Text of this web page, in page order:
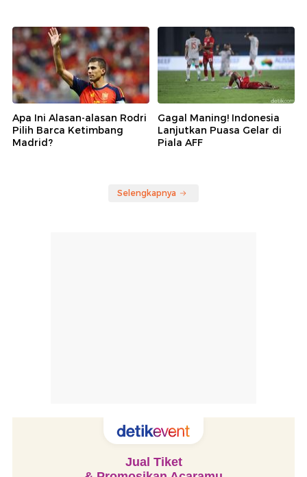
Apa Ini Alasan-alasan Rodri
Pilih Barca Ketimbang
Madrid?
Gagal Maning! Indonesia
Lanjutkan Puasa Gelar di
Piala AFF
Selengkapnya